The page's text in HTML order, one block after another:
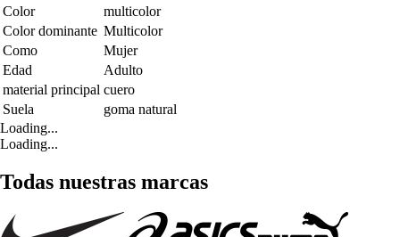
Color
multicolor
Color dominante Multicolor
Como
Mujer
Edad
Adulto
material principal cuero
Suela
goma natural
Loading...
Loading...
Todas nuestras marcas